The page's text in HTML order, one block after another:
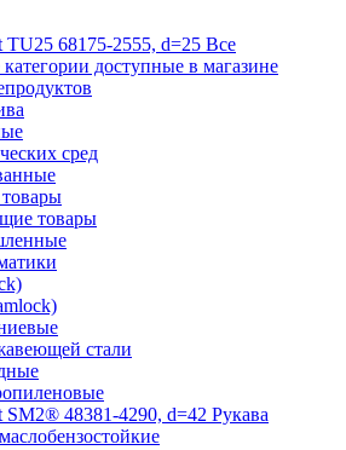
Все
доступные в магазине
сред
товары
стали
Рукава
маслобензостойкие